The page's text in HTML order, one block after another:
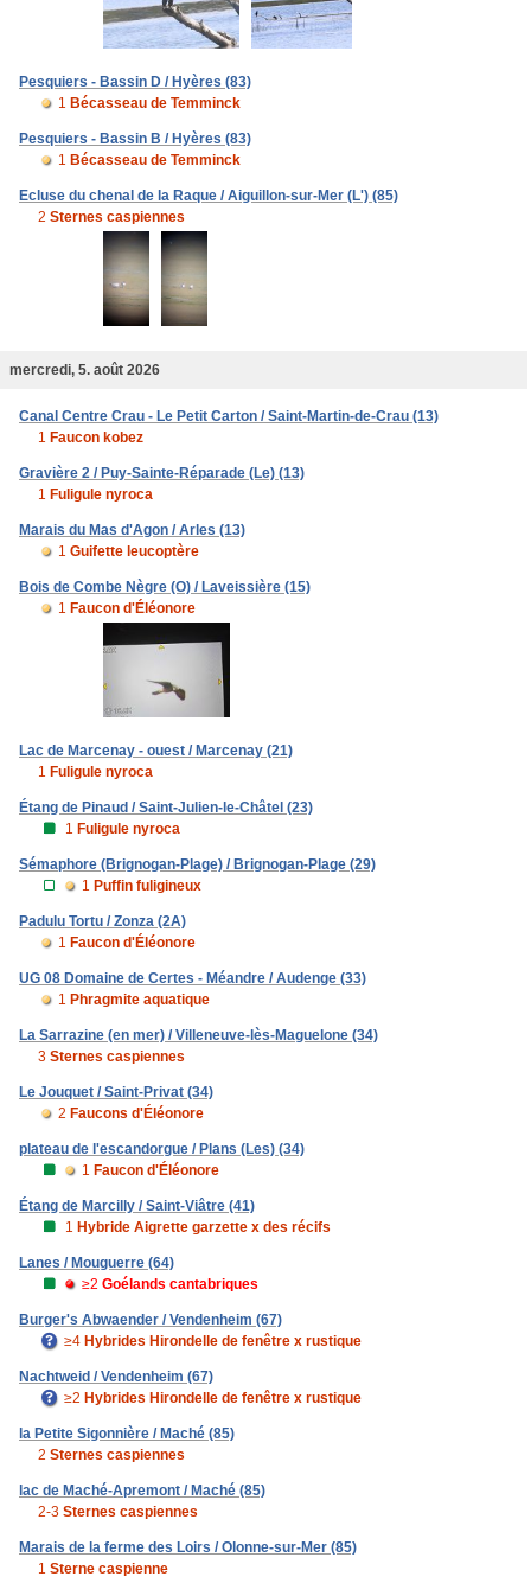
Pesquiers - Bassin D / Hyères (83)
1 Bécasseau de Temminck
Pesquiers - Bassin B / Hyères (83)
1 Bécasseau de Temminck
Ecluse du chenal de la Raque / Aiguillon-sur-Mer (L') (85)
2 Sternes caspiennes
mercredi, 5. août 2026
Canal Centre Crau - Le Petit Carton / Saint-Martin-de-Crau (13)
1 Faucon kobez
Gravière 2 / Puy-Sainte-Réparade (Le) (13)
1 Fuligule nyroca
Marais du Mas d'Agon / Arles (13)
1 Guifette leucoptère
Bois de Combe Nègre (O) / Laveissière (15)
1 Faucon d'Éléonore
Lac de Marcenay - ouest / Marcenay (21)
1 Fuligule nyroca
Étang de Pinaud / Saint-Julien-le-Châtel (23)
1 Fuligule nyroca
Sémaphore (Brignogan-Plage) / Brignogan-Plage (29)
1 Puffin fuligineux
Padulu Tortu / Zonza (2A)
1 Faucon d'Éléonore
UG 08 Domaine de Certes - Méandre / Audenge (33)
1 Phragmite aquatique
La Sarrazine (en mer) / Villeneuve-lès-Maguelone (34)
3 Sternes caspiennes
Le Jouquet / Saint-Privat (34)
2 Faucons d'Éléonore
plateau de l'escandorgue / Plans (Les) (34)
1 Faucon d'Éléonore
Étang de Marcilly / Saint-Viâtre (41)
1 Hybride Aigrette garzette x des récifs
Lanes / Mouguerre (64)
≥2 Goélands cantabriques
Burger's Abwaender / Vendenheim (67)
≥4 Hybrides Hirondelle de fenêtre x rustique
Nachtweid / Vendenheim (67)
≥2 Hybrides Hirondelle de fenêtre x rustique
la Petite Sigonnière / Maché (85)
2 Sternes caspiennes
lac de Maché-Apremont / Maché (85)
2-3 Sternes caspiennes
Marais de la ferme des Loirs / Olonne-sur-Mer (85)
1 Sterne caspienne